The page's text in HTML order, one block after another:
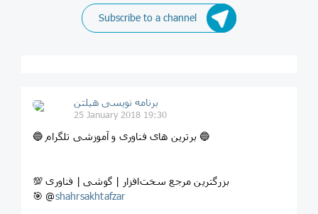
Subscribe to a channel
برنامه نویسی هیلتن
25 January 2018 19:30
🔵 برترین های فناوری و آموزشی تلگرام 🔵
💯 بزرگترین مرجع سخت‌افزار | گوشی | فناوری
🎯 @shahrsakhtafzar